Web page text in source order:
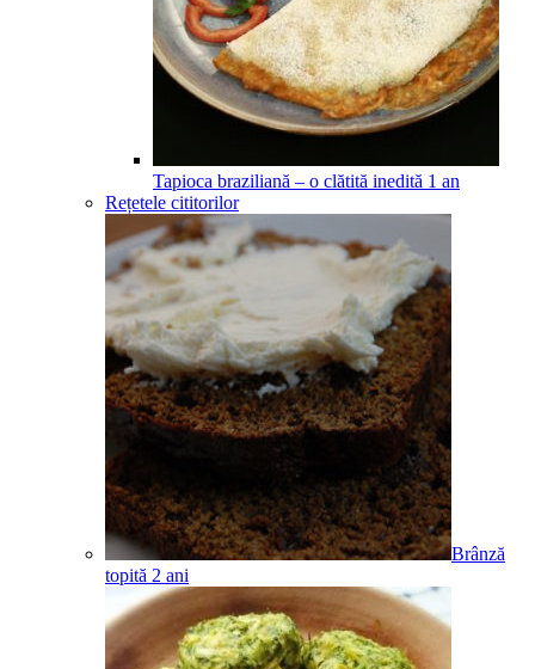
Tapioca braziliană – o clătită inedită 1 an
Rețetele cititorilor
Brânză
topită 2 ani